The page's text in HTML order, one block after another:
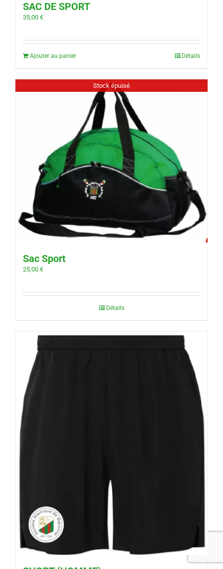
SAC DE SPORT
35,00 €
Ajouter au panier Détails
Stock épuisé
Sac Sport
25,00 €
Détails